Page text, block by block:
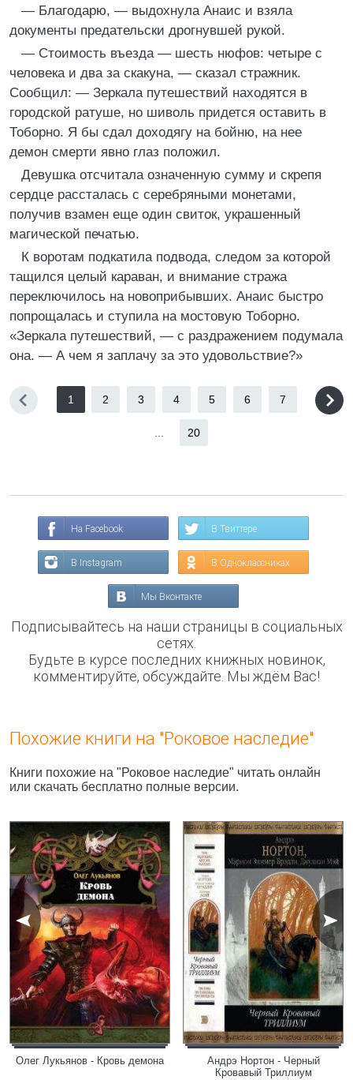
— Благодарю, — выдохнула Анаис и взяла
документы предательски дрогнувшей рукой.
— Стоимость въезда — шесть нюфов: четыре с
человека и два за скакуна, — сказал стражник.
Сообщил: — Зеркала путешествий находятся в
городской ратуше, но шиволь придется оставить в
Тоборно. Я бы сдал доходягу на бойню, на нее
демон смерти явно глаз положил.
Девушка отсчитала означенную сумму и скрепя
сердце рассталась с серебряными монетами,
получив взамен еще один свиток, украшенный
магической печатью.
К воротам подкатила подвода, следом за которой
тащился целый караван, и внимание стража
переключилось на новоприбывших. Анаис быстро
попрощалась и ступила на мостовую Тоборно.
«Зеркала путешествий, — с раздражением подумала
она. — А чем я заплачу за это удовольствие?»
1 2 3 4 5 6 7
20
На Facebook В Твиттере
В Instagram В Одноклассниках
Мы Вконтакте
Подписывайтесь на наши страницы в социальных
сетях.
Будьте в курсе последних книжных новинок,
комментируйте, обсуждайте. Мы ждём Вас!
Похожие книги на "Роковое наследие"
Книги похожие на "Роковое наследие" читать онлайн
или скачать бесплатно полные версии.
Олег Лукьянов - Кровь демона
Андрэ Нортон - Черный
Кровавый Триллиум